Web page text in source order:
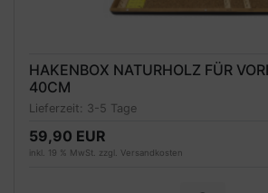
HAKENBOX NATURHOLZ FÜR
40CM
Lieferzeit: 3-5 Tage
59,90 EUR
inkl. 19 % MwSt. zzgl. Versandkosten